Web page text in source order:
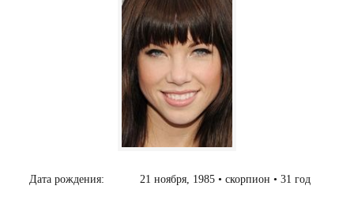
Дата рождения: 21 ноября, 1985 • скорпион • 31 год